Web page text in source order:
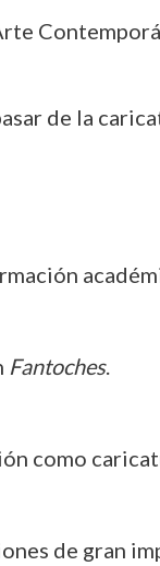
de la
Fantoches.
como
de gran